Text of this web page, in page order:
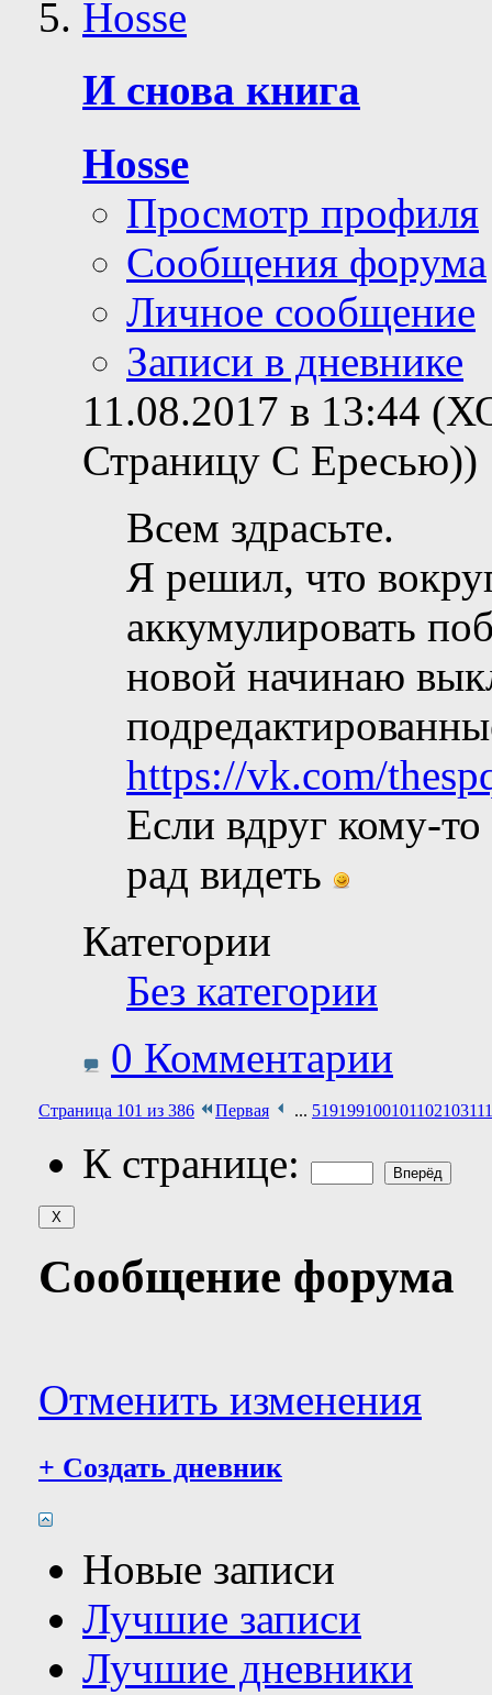
И снова книга
Hosse
Просмотр профиля
Сообщения форума
Личное сообщение
Записи в дневнике
11.08.2017 в 13:44
Страницу С Ересью))
Всем здрасьте.
Я решил, что
аккумулировать
новой начинаю
https://vk.com/
Если вдруг кому-
рад видеть
Категории
Без категории
0 Комментарии
Страница 101 из 386 Первая ... 519199100101102103111
К странице:
Сообщение форума
Отменить изменения
+ Создать дневник
Новые записи
Лучшие записи
Лучшие дневники